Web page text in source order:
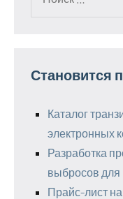
Становится
Каталог
электронных
Разработка
выбросов для
Прайс-лист